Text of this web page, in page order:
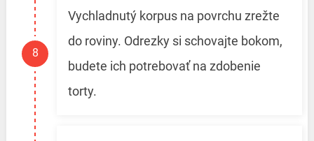
Vychladnutý korpus na povrchu zrežte
do roviny. Odrezky si schovajte bokom,
budete ich potrebovať na zdobenie
torty.